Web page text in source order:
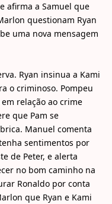
afirma a Samuel que
questionam Ryan
uma nova mensagem
Ryan insinua a Kami
o criminoso. Pompeu
relação ao crime
que Pam se
Manuel comenta
sentimentos por
de Peter, e alerta
no bom caminho na
Ronaldo por conta
que Ryan e Kami